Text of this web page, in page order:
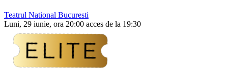
Teatrul National Bucuresti
Luni, 29 iunie, ora 20:00 acces de la 19:30